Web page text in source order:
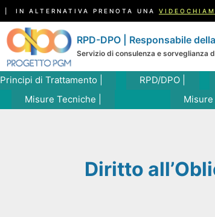
| IN ALTERNATIVA PRENOTA UNA
RPD-DPO | Responsabile
Servizio di consulenza e sorveglianza
Principi di Trattamento | RPD/DPO |
Misure Tecniche | Misure
Diritto